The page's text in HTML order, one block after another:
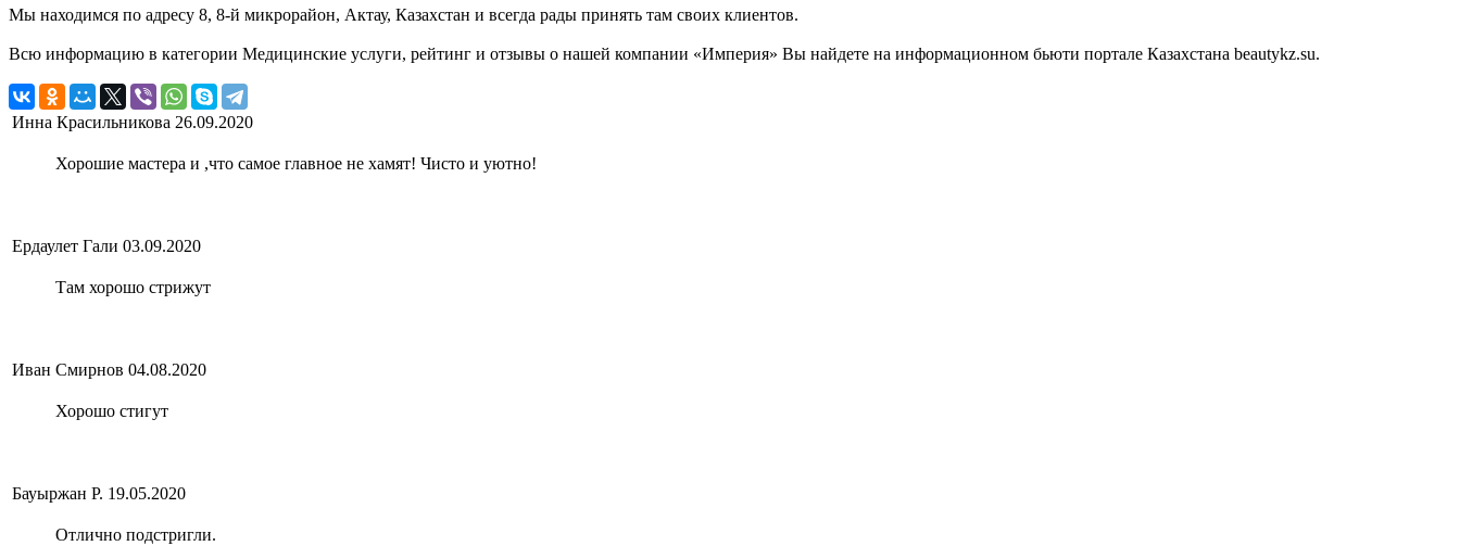
Мы находимся по адресу 8, 8-й микрорайон, Актау, Казахстан и всегда рады принять там своих клиентов.
Всю информацию в категории Медицинские услуги, рейтинг и отзывы о нашей компании «Империя» Вы найдете на информационном бьюти портале Казахстана beautykz.su.
Инна Красильникова 26.09.2020
Хорошие мастера и ,что самое главное не хамят! Чисто и уютно!
Ердаулет Гали 03.09.2020
Там хорошо стрижут
Иван Смирнов 04.08.2020
Хорошо стигут
Бауыржан Р. 19.05.2020
Отлично подстригли.